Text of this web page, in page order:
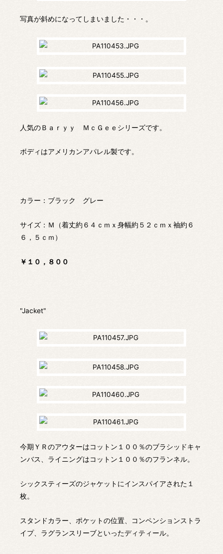
写真が斜めになってしまいました・・・。
人気のＢａｒｙｙ ＭｃＧｅｅシリーズです。
ボディはアメリカンアパレル製です。
カラー：ブラック グレー
サイズ：Ｍ（着丈約６４ｃｍｘ身幅約５２ｃｍｘ袖約６
６，５ｃｍ）
￥１０，８００
"Jacket"
今期ＹＲのアウターはコットン１００％のブラシッドキャ
ンバス、ライニングはコットン１００％のフランネル。
シックスティーズのジャケットにインスパイアされた１
枚。
スタンドカラー、ポケットの位置、コンペンションストラ
イプ、ラグランスリーブといったディティール。